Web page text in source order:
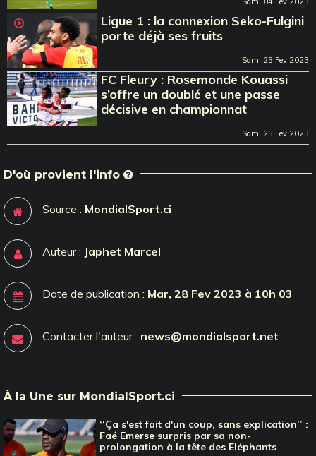
Ligue 1 : la connexion Seko-Fulgini
porte déjà ses fruits
Sam, 25 Fev 2023
FC Fleury : Rosemonde Kouassi
s’offre un doublé et une passe
décisive en championnat
Sam, 25 Fev 2023
D'où provient l'info
Source : MondialSport.ci
Auteur : Japhet Marcel
Date de publication : Mar, 28 Fev 2023 à 10h 03
Contacter l'auteur : news@mondialsport.net
À la Une sur MondialSport.ci
‘‘Ça s'est fait d'un coup, sans explication’’ :
Faé Emerse surpris par sa non-
prolongation à la tête des Eléphants